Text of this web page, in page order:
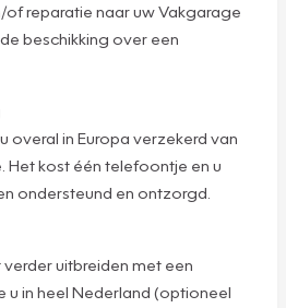
reparatie naar uw Vakgarage
beschikking over een
overal in Europa verzekerd van
Het kost één telefoontje en u
ondersteund en ontzorgd.
uitbreiden met een
in heel Nederland (optioneel